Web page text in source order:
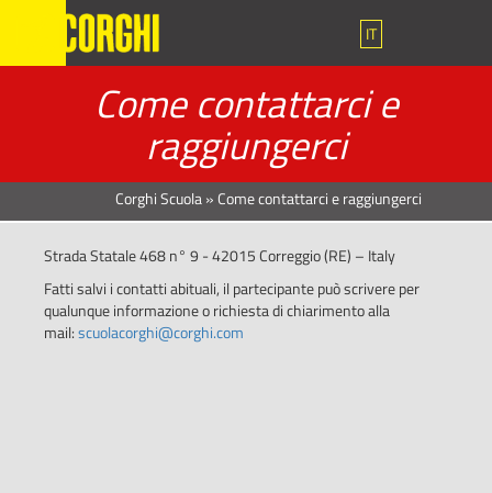
IT
Come contattarci e
raggiungerci
Corghi Scuola»Come contattarci e raggiungerci
Strada Statale 468 n° 9 - 42015 Correggio (RE) – Italy
Fatti salvi i contatti abituali, il partecipante può scrivere per
qualunque informazione o richiesta di chiarimento alla
mail:scuolacorghi@corghi.com